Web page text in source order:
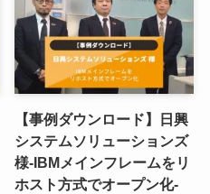
【事例ダウンロード】日興
システムソリューションズ
様-IBMメインフレームをリ
ホスト方式でオープン化-